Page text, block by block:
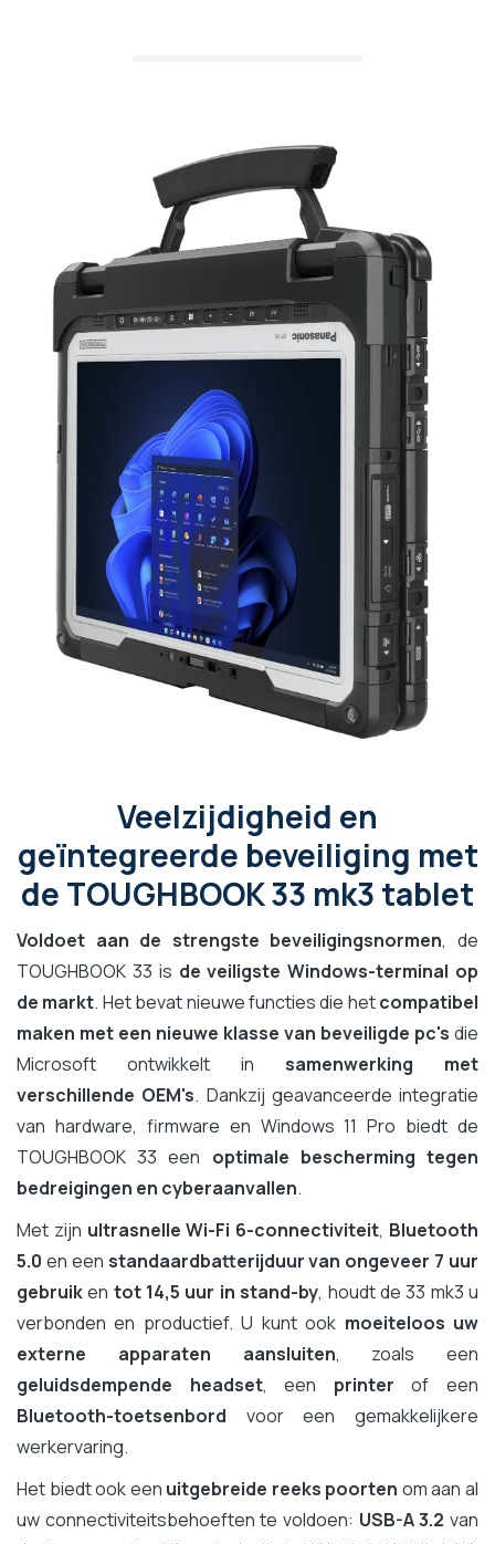
Veelzijdigheid en
geïntegreerde beveiliging met
de TOUGHBOOK 33 mk3 tablet
Voldoet aan de strengste beveiligingsnormen, de
TOUGHBOOK 33 is de veiligste Windows-terminal op
de markt. Het bevat nieuwe functies die hetcompatibel
maken met een nieuwe klasse van beveiligde pc's die
Microsoft ontwikkelt in samenwerking met
verschillende OEM's. Dankzij geavanceerde integratie
van hardware, firmware en Windows 11 Pro biedt de
TOUGHBOOK 33 een optimale bescherming tegen
bedreigingen en cyberaanvallen.
Met zijn ultrasnelle Wi-Fi 6-connectiviteit, Bluetooth
5.0 en een standaardbatterijduur van ongeveer 7 uur
gebruiken tot 14,5 uur in stand-by, houdt de 33 mk3 u
verbonden en productief. U kunt ook moeiteloos uw
externe apparaten aansluiten, zoals een
geluidsdempende headset, een printer of een
Bluetooth-toetsenbord voor een gemakkelijkere
werkervaring.
Het biedt ook een uitgebreide reeks poorten om aan al
uw connectiviteitsbehoeften te voldoen: USB-A 3.2 van